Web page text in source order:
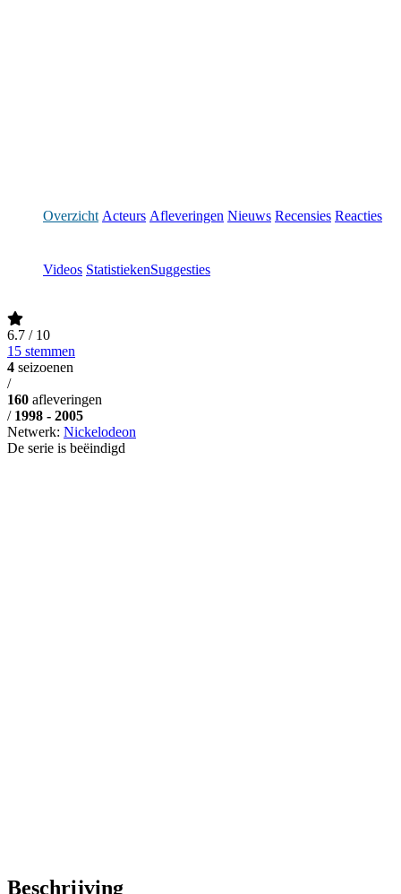
Overzicht Acteurs Afleveringen Nieuws Recensies Reacties
Videos StatistiekenSuggesties
6.7 / 10
15 stemmen
4 seizoenen
/
160 afleveringen
/ 1998 - 2005
Netwerk: Nickelodeon
De serie is beëindigd
Beschrijving